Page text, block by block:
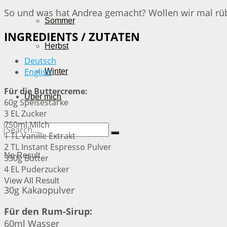
Sommer
Herbst
Winter
Über mich
No Result
View All Result
So und was hat Andrea gemacht? Wollen wir mal
INGREDIENTS / ZUTATEN
Deutsch
English
Für die Buttercreme:
60g Speisestärke
3 EL Zucker
750ml Milch
1 TL Vanille Extrakt
2 TL Instant Espresso Pulver
330g Butter
4 EL Puderzucker
30g Kakaopulver
Für den Rum-Sirup:
60ml Wasser